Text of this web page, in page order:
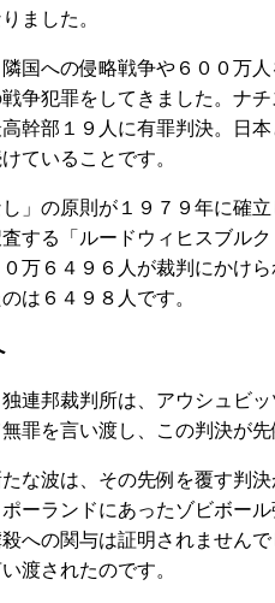
ました。
国への侵略戦争や６００万
争犯罪をしてきました。ナ
幹部１９人に有罪判決。日
ていることです。
」の原則が１９７９年に確
する「ルードウィヒスブル
万６４９６人が裁判にかけ
は６４９８人です。
連邦裁判所は、アウシュビ
罪を言い渡し、この判決が
な波は、その先例を覆す判
ーランドにあったゾビボー
への関与は証明されません
渡されたのです。